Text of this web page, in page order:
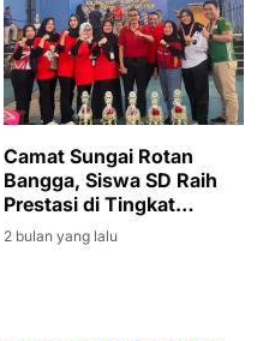
Camat Sungai Rotan
Bangga, Siswa SD Raih
Prestasi di Tingkat
Kabupaten
2 bulan yang lalu